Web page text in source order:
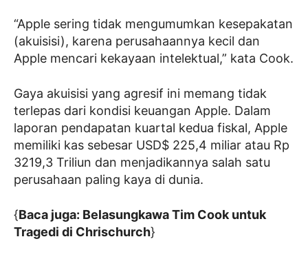
“Apple sering tidak mengumumkan kesepakatan
(akuisisi), karena perusahaannya kecil dan
Apple mencari kekayaan intelektual,” kata Cook.
Gaya akuisisi yang agresif ini memang tidak
terlepas dari kondisi keuangan Apple. Dalam
laporan pendapatan kuartal kedua fiskal, Apple
memiliki kas sebesar USD$ 225,4 miliar atau Rp
3219,3 Triliun dan menjadikannya salah satu
perusahaan paling kaya di dunia.
{Baca juga: Belasungkawa Tim Cook untuk
Tragedi di Chrischurch}